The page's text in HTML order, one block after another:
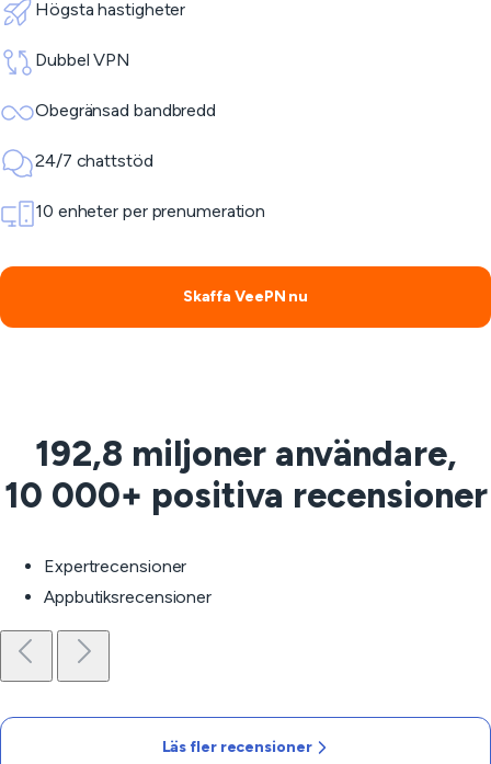
Högsta hastigheter
Dubbel VPN
Obegränsad bandbredd
24/7 chattstöd
10 enheter per prenumeration
Skaffa VeePN nu
192,8 miljoner användare,
10 000+ positiva recensioner
Expertrecensioner
Appbutiksrecensioner
Läs fler recensioner